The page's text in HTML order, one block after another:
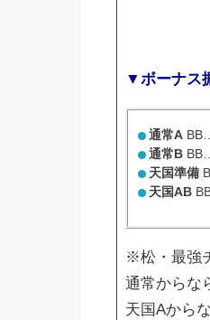
▼ボーナス
通常A
通常B
天国準備
天国AB
※松・最強
通常からな
天国Aから